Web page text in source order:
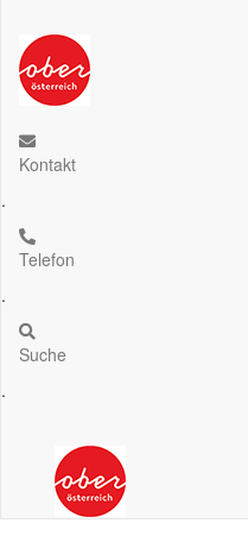
Kontakt
.
Telefon
.
Suche
.